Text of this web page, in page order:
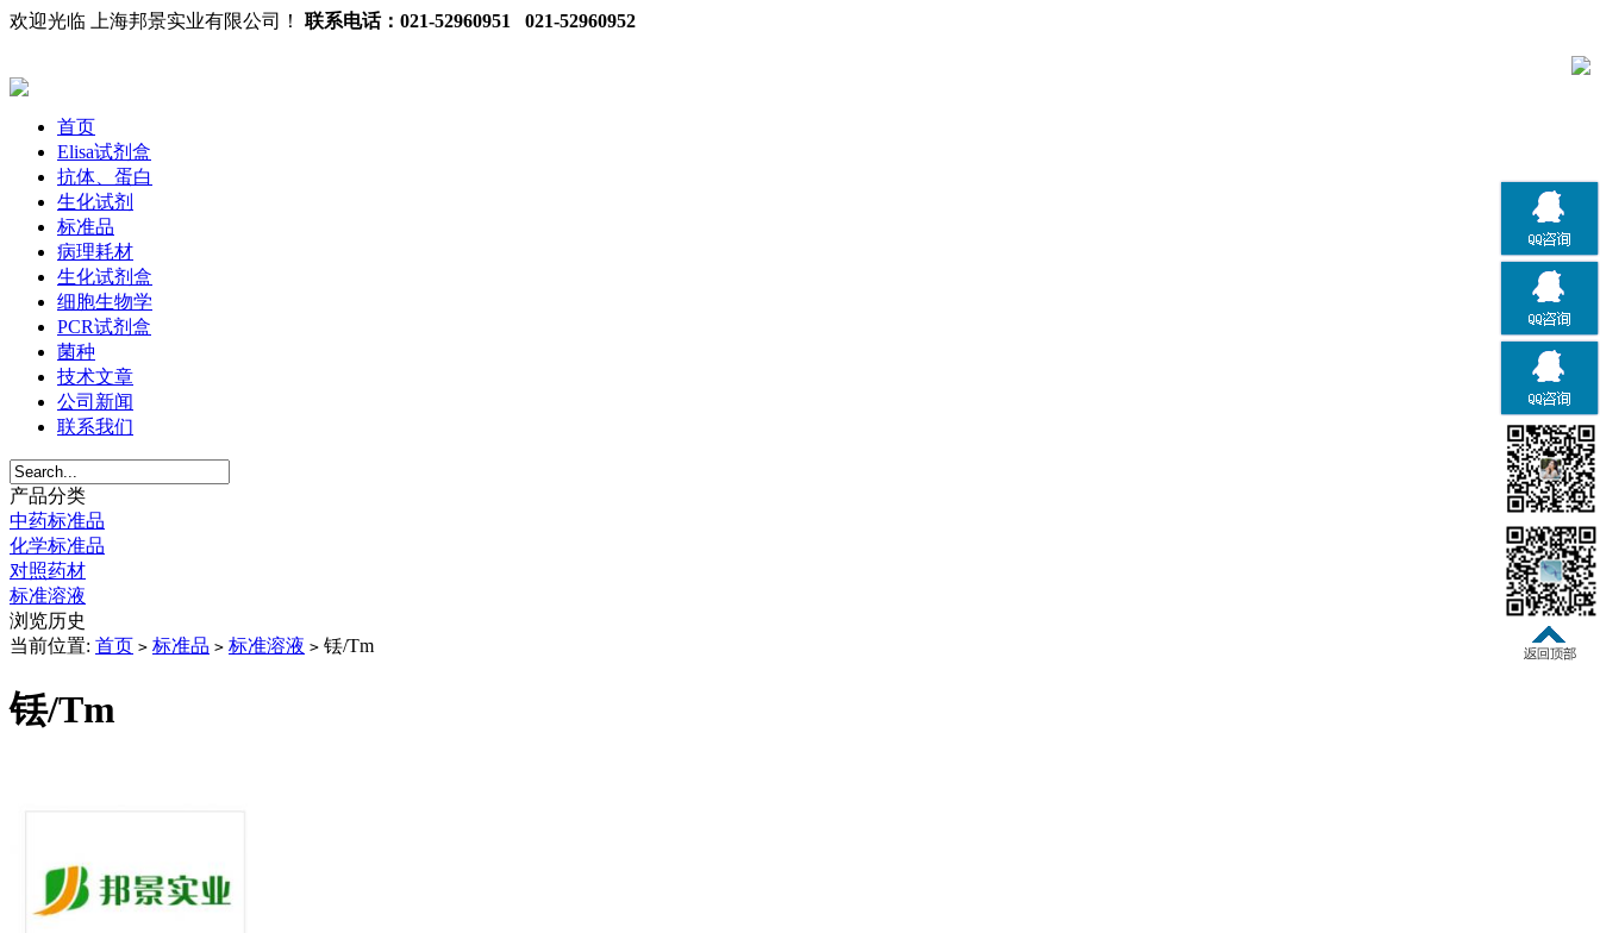
欢迎光临 上海邦景实业有限公司！ 联系电话：021-52960951 021-52960952
首页
Elisa试剂盒
抗体、蛋白
生化试剂
标准品
病理耗材
生化试剂盒
细胞生物学
PCR试剂盒
菌种
技术文章
公司新闻
联系我们
产品分类
中药标准品
化学标准品
对照药材
标准溶液
浏览历史
当前位置: 首页 > 标准品 > 标准溶液 > 铥/Tm
铥/Tm